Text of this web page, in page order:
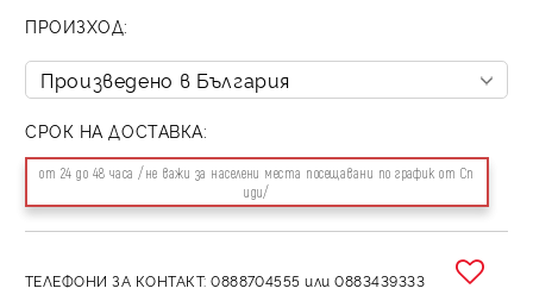
ПРОИЗХОД:
СРОК НА ДОСТАВКА:
от 24 до 48 часа /не важи за населени места посещавани по график от Сп
иди/
ТЕЛЕФОНИ ЗА КОНТАКТ: 0888704555 или 0883439333